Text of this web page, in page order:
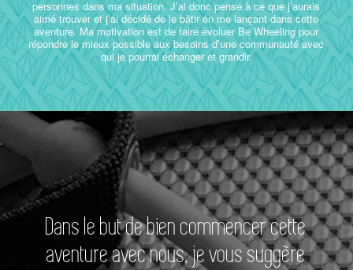
personnes dans ma situation. J’ai donc pensé à ce que j’aurais
aimé trouver et j’ai décidé de le bâtir en me lançant dans cette
aventure. Ma motivation est de faire évoluer Be Wheeling pour
répondre le mieux possible aux besoins d’une communauté avec
qui je pourrai échanger et grandir.
Dans le but de bien commencer cette
aventure avec nous, je vous suggère